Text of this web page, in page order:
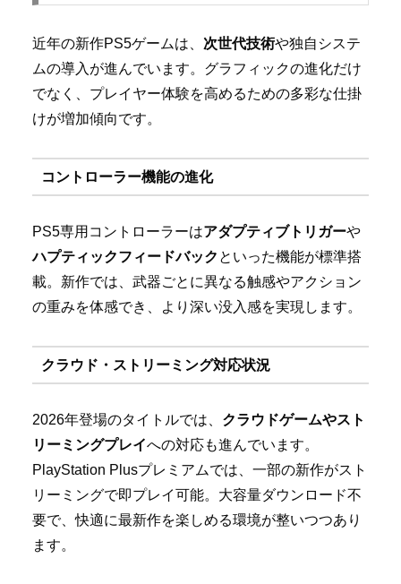
近年の新作PS5ゲームは、 次世代技術や独自システ
ムの導入が進んでいます。グラフィックの進化だけ
でなく、プレイヤー体験を高めるための多彩な仕掛
けが増加傾向です。
コントローラー機能の進化
PS5専用コントローラーはアダプティブトリガーや
ハプティックフィードバック といった機能が標準搭
載。新作では、武器ごとに異なる触感やアクション
の重みを体感でき、より深い没入感を実現します。
クラウド・ストリーミング対応状況
2026年登場のタイトルでは、 クラウドゲームやスト
リーミングプレイへの対応も進んでいます。
PlayStation Plusプレミアムでは、一部の新作がスト
リーミングで即プレイ可能。大容量ダウンロード不
要で、快適に最新作を楽しめる環境が整いつつあり
ます。